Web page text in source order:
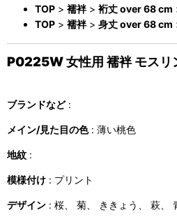
TOP > 襦袢> 裄丈 over 68 cm
TOP > 襦袢> 身丈 over 68 cm
P0225W 女性用 襦袢 モス
ブランドなど:
メイン/見た目の色: 薄い桃色
地紋 :
模様付け : プリント
デザイン : 桜、 菊、 ききょう、 萩、